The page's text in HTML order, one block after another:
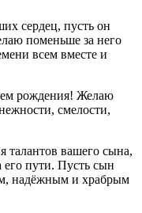
сердец, пусть он
поменьше за него
всем вместе и
рождения! Желаю
смелости,
талантов вашего сына,
его пути. Пусть сын
надёжным и храбрым